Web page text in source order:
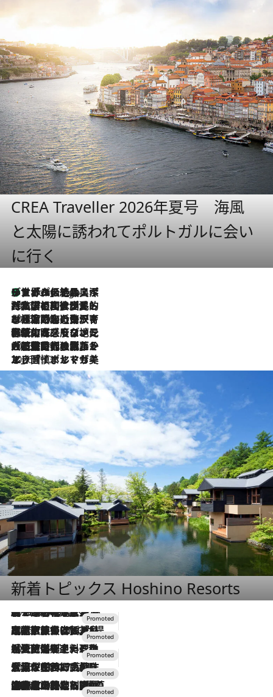
CREA Traveller 2026年夏号 海風
と太陽に誘われてポルトガルに会い
に行く
9 Hours Ago
リスボンの絶品スイーツ「パステル・デ・ナタ」とは？ポルトガル伝統の奥深い世界へ
2026.7.27
「私の祖国はポルトガル語です」国民的詩人フェルナンド・ペソアと、彼が愛した文学の街を歩く
2026.7.26
ポルトガル近海が育む極上の海の幸。キリリと冷えた白ワインと愉しむ、シーフード専門店の贅沢
2026.7.22
伝統の味をモダンに昇華。高感度な地元客が集う、リスボンの最旬ガストロノミー
2026.7.21
大航海時代の栄華から、震災、独裁、そして革命へ。ポルトガル・首都リスボンの石畳に刻まれた「歴史の光と影」
2026.7.13
エッセイ・ヤマザキマリ「慎ましくも美しき国 ポルトガル」
新着トピックス Hoshino Resorts
2026.8.7
【トンボの足水浴】ヒノキの香りに包まれて涼感マックス！約13℃の湧水かけ流しを避暑地「星野温泉 トンボの湯」で体験
2026.7.31
【ホテル帰省】という選択肢をOMOが提案。家族とほどよい距離を保つには「昼は実家、夜は気兼ねなくホテルで！」
2026.7.24
【夏限定ディナーコース】旬を迎える稚鮎や花ズッキーニなどをイタリア・トスカーナの郷土料理の手法で満喫！
2026.7.17
「土佐和ハーブかき氷」がOMO7高知に登場！生姜、山椒、大葉など目にも舌にも涼を呼ぶ郷土の味
2026.7.10
NEW OPEN！【界 草津】名湯の地に誕生。趣の異なる2種の温泉と上州ならではの会席・蕎麦割烹など美食を味わう究極の癒やし旅